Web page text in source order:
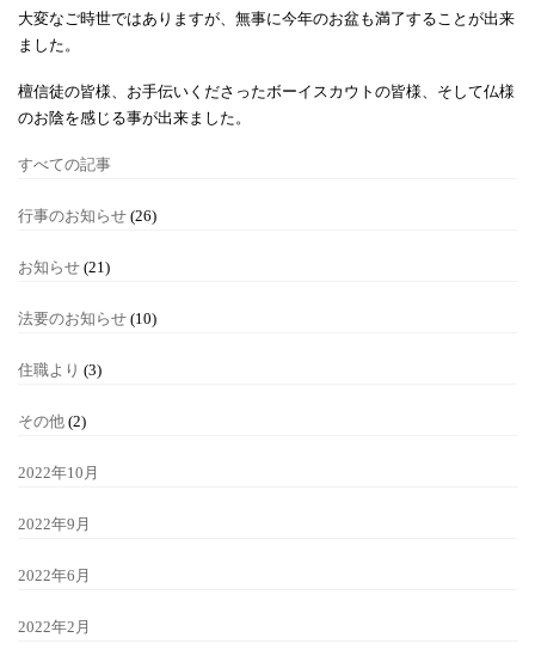
大変なご時世ではありますが、無事に今年のお盆も満了することが出来
ました。
檀信徒の皆様、お手伝いくださったボーイスカウトの皆様、そして仏様
のお陰を感じる事が出来ました。
すべての記事
行事のお知らせ (26)
お知らせ (21)
法要のお知らせ (10)
住職より (3)
その他 (2)
2022年10月
2022年9月
2022年6月
2022年2月